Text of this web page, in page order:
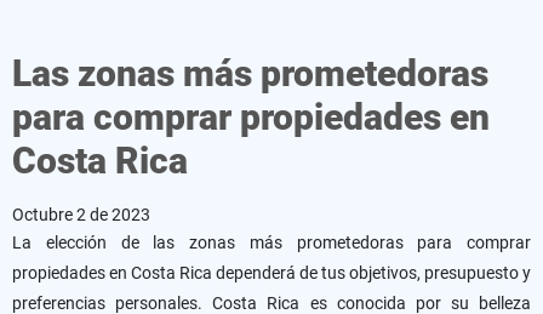
Las zonas más prometedoras
para comprar propiedades en
Costa Rica
Octubre 2 de 2023
La elección de las zonas más prometedoras para comprar
propiedades en Costa Rica dependerá de tus objetivos, presupuesto y
preferencias personales. Costa Rica es conocida por su belleza